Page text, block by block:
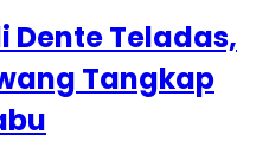
Dente Teladas,
Tangkap